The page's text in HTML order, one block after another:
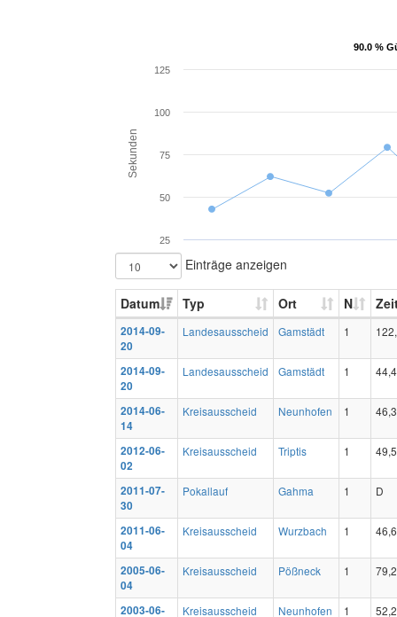
90.0 %
90.0 %
Sekunden
25
50
75
100
125
Einträge anzeigen
Datum Typ Ort N
2014-09-
20
Landesausscheid Gamstädt 1
2014-09-
20
Landesausscheid Gamstädt 1
2014-06-
14
Kreisausscheid Neunhofen 1
2012-06-
02
Kreisausscheid Triptis 1
2011-07-
30
Pokallauf Gahma 1 D
2011-06-
04
Kreisausscheid Wurzbach 1
2005-06-
04
Kreisausscheid Pößneck 1
2003-06-
Kreisausscheid Neunhofen 1